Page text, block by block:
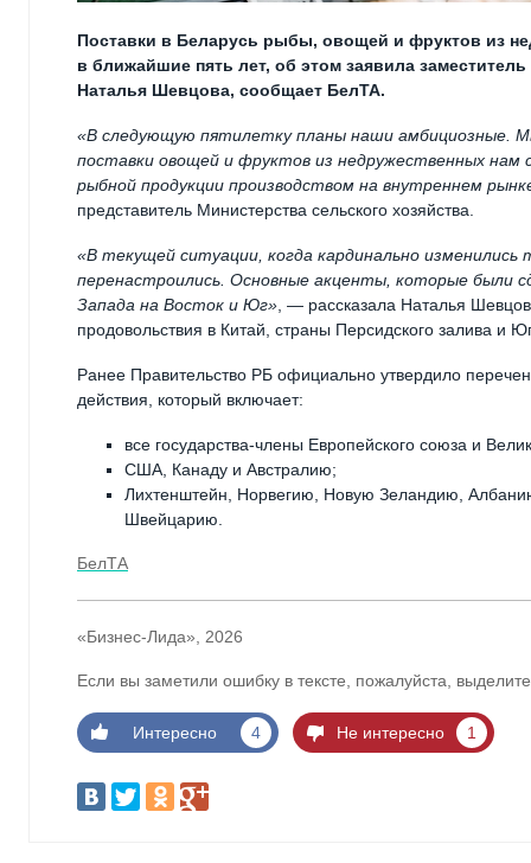
Поставки в Беларусь рыбы, овощей и фруктов из
в ближайшие пять лет, об этом заявила
Наталья Шевцова, сообщает БелТА.
«В следующую пятилетку планы наши амбициозные.
поставки овощей и фруктов из недружественных нам
рыбной продукции производством на внутреннем
представитель Министерства сельского хозяйства.
«В текущей ситуации, когда кардинально
перенастроились. Основные акценты, которые были
Запада на Восток и Юг» , — рассказала Наталья
продовольствия в Китай, страны Персидского залива и
Ранее Правительство РБ официально утвердило
действия, который включает:
все государства-члены Европейского союза и
США, Канаду и Австралию;
Лихтенштейн, Норвегию, Новую Зеландию,
Швейцарию.
БелТА
«Бизнес-Лида», 2026
Если вы заметили ошибку в тексте, пожалуйста,
Интересно 4 Не интересно 1